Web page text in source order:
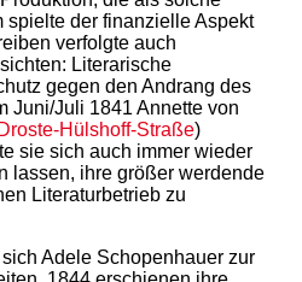
spielte der finanzielle Aspekt
verfolgte auch
Literarische
gegen den Andrang des
Juni/Juli 1841 Annette von
Droste-Hülshoff-Straße)
sie sich auch immer wieder
lassen, ihre größer werdende
Literaturbetrieb zu
Adele Schopenhauer zur